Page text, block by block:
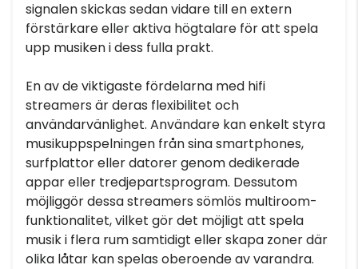
signalen skickas sedan vidare till en extern
förstärkare eller aktiva högtalare för att spela
upp musiken i dess fulla prakt.
En av de viktigaste fördelarna med hifi
streamers är deras flexibilitet och
användarvänlighet. Användare kan enkelt styra
musikuppspelningen från sina smartphones,
surfplattor eller datorer genom dedikerade
appar eller tredjepartsprogram. Dessutom
möjliggör dessa streamers sömlös multiroom-
funktionalitet, vilket gör det möjligt att spela
musik i flera rum samtidigt eller skapa zoner där
olika låtar kan spelas oberoende av varandra.